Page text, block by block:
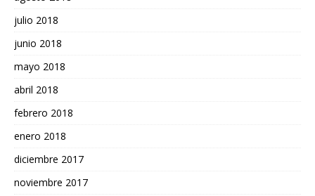
julio 2018
junio 2018
mayo 2018
abril 2018
febrero 2018
enero 2018
diciembre 2017
noviembre 2017